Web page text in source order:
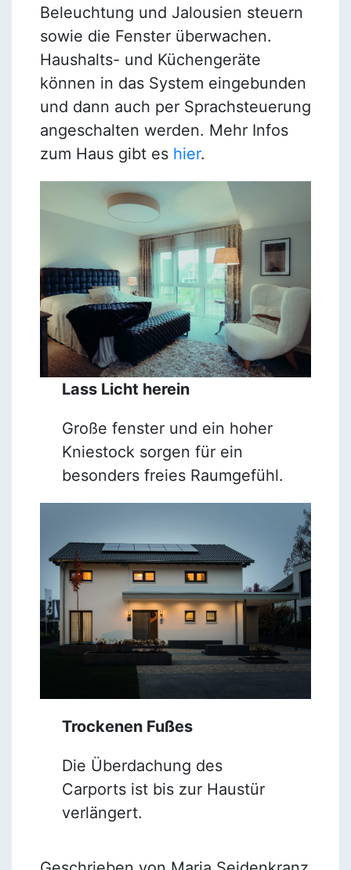
Beleuchtung und Jalousien steuern
sowie die Fenster überwachen.
Haushalts- und Küchengeräte
können in das System eingebunden
und dann auch per Sprachsteuerung
angeschalten werden. Mehr Infos
zum Haus gibt es hier.
Lass Licht herein
Große fenster und ein hoher
Kniestock sorgen für ein
besonders freies Raumgefühl.
Trockenen Fußes
Die Überdachung des
Carports ist bis zur Haustür
verlängert.